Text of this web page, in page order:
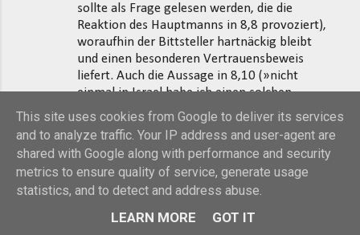
sollte als Frage gelesen werden, die die
Reaktion des Hauptmanns in 8,8 provoziert),
woraufhin der Bittsteller hartnäckig bleibt
und einen besonderen Vertrauensbeweis
liefert. Auch die Aussage in 8,10 (»nicht
einmal in Israel habe ich einen solchen
Glauben gefunden«) deutet darauf hin, dass
Jesus eigentlich zu Israel gesandt ist – und so
wird in den Evangelien auch erzählt.
Außerdem spielt eine Berufung auf das
Beispiel Jesu in den Debatten der Urkirche
um die Heidenmission, soweit wir darin
This site uses cookies from Google to deliver its services
and to analyze traffic. Your IP address and user-agent are
shared with Google along with performance and security
metrics to ensure quality of service, generate usage
statistics, and to detect and address abuse.
LEARN MORE GOT IT